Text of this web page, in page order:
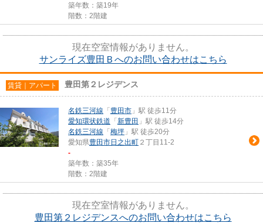
築年数：築19年
階数：2階建
現在空室情報がありません。
サンライズ豊田Ｂへのお問い合わせはこちら
賃貸｜アパート 豊田第２レジデンス
名鉄三河線 「 豊田市 」駅 徒歩11分
愛知環状鉄道 「 新豊田 」駅 徒歩14分
名鉄三河線 「 梅坪 」駅 徒歩20分
愛知県豊田市日之出町 ２丁目11-2
-
築年数：築35年
階数：2階建
現在空室情報がありません。
豊田第２レジデンスへのお問い合わせはこちら